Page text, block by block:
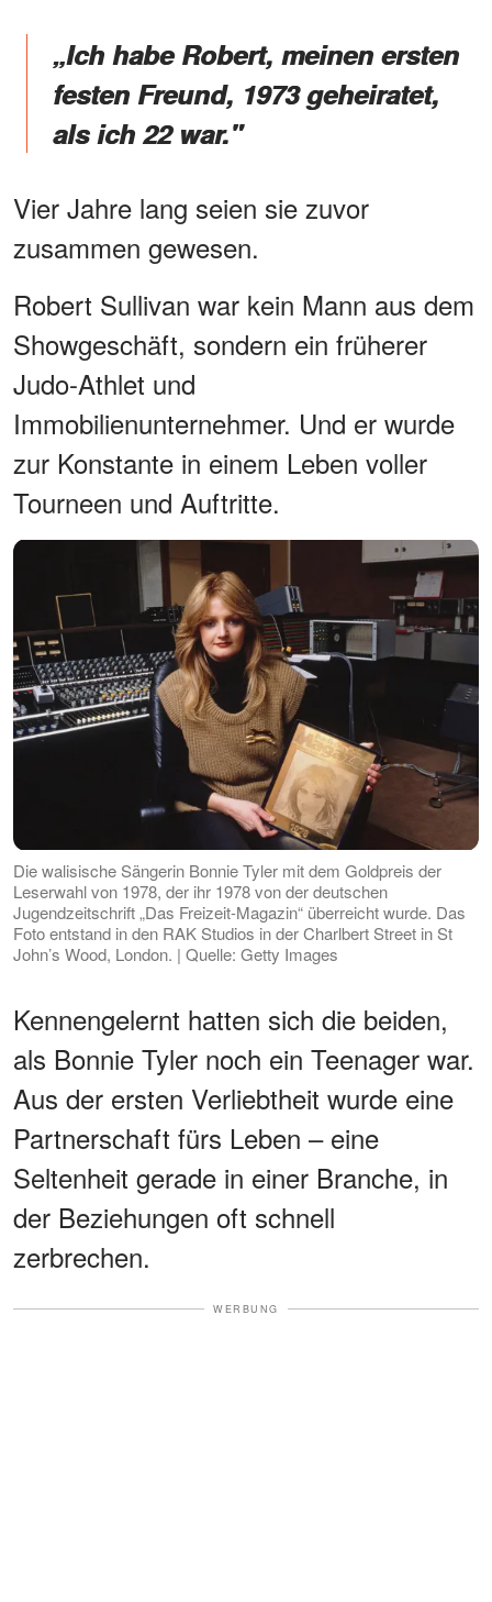
„Ich habe Robert, meinen ersten
festen Freund, 1973 geheiratet,
als ich 22 war."
Vier Jahre lang seien sie zuvor
zusammen gewesen.
Robert Sullivan war kein Mann aus dem
Showgeschäft, sondern ein früherer
Judo-Athlet und
Immobilienunternehmer. Und er wurde
zur Konstante in einem Leben voller
Tourneen und Auftritte.
Die walisische Sängerin Bonnie Tyler mit dem Goldpreis der
Leserwahl von 1978, der ihr 1978 von der deutschen
Jugendzeitschrift „Das Freizeit-Magazin“ überreicht wurde. Das
Foto entstand in den RAK Studios in der Charlbert Street in St
John’s Wood, London. | Quelle: Getty Images
Kennengelernt hatten sich die beiden,
als Bonnie Tyler noch ein Teenager war.
Aus der ersten Verliebtheit wurde eine
Partnerschaft fürs Leben – eine
Seltenheit gerade in einer Branche, in
der Beziehungen oft schnell
zerbrechen.
WERBUNG